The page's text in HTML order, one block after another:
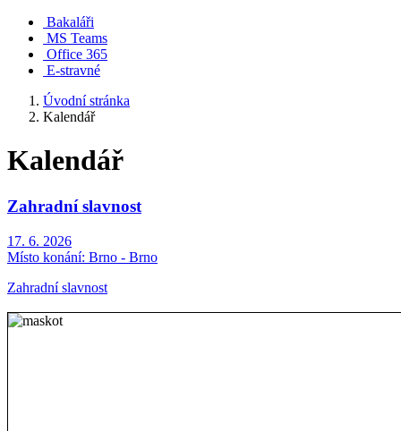
Bakaláři
MS Teams
Office 365
E-stravné
Úvodní stránka
Kalendář
Kalendář
Zahradní slavnost
17. 6. 2026
Místo konání: Brno - Brno
Zahradní slavnost